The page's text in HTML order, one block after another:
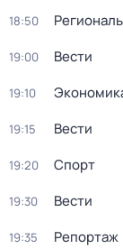
18:50
19:00 Вести
19:10
19:15 Вести
19:20 Спорт
19:30 Вести
19:35 Репортаж